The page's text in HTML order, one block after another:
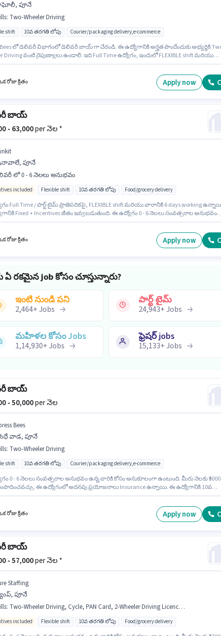
పూనే
: Two-Wheeler Driving
shift 10వ తరగతి లోపు Courier/packaging delivery,e-commerce
Bees లో డెలివరీ విభాగంలో డెలివరీ బాయ్ గా చేరండి. ఈ ఉద్యోగానికి అర్హత పొందేందుకు అభ్యర్థికి
Driving వంటి నైపుణ్యాలు ఉండాలి. ఇది Full Time ఉద్యోగం, ఇందులో FLEXIBLE shift మరియు
రోజు క్రితం Apply now
బాయ్
- 63,000per నెల *
పూనే
లో 0 - 6 నెలలు అనుభవం
included Flexible shift 10వ తరగతి లోపు Food/grocery delivery
Time / పార్ట్ టైమ్ ప్రాతిపదికపై, FLEXIBLE shift మరియు వారానికి 6 days working ఉన్నాయి.
Fixed + Incentives జీతం ఇవ్వబడుతుంది. ఈ ఉద్యోగం 0 - 6 నెలలు సంవత్సరాల అనుభవం
డెలివరీ బాయ్ ఉద్యోగానికి క్రియాశీలకంగా నియామకం జరుగుతోంది.
రోజు క్రితం Apply now
ఏ రకమైన job కోసం చూస్తున్నారు?
ఇంటి నుండి పని
2,464+Jobs
పార్ట్ టైమ్
24,943+Jobs
మహిళల కోసం Jobs
1,14,930+Jobs
ఫ్రెషర్ jobs
15,133+Jobs
బాయ్
- 50,000per నెల
Bees
వాడ, పూనే
: Two-Wheeler Driving
shift 10వ తరగతి లోపు Courier/packaging delivery,e-commerce
0 - 6 నెలలు సంవత్సరాల అనుభవం ఉన్న వారికి కోసం అనుకూలంగా ఉంటుంది. మీరు నెలకు
ఈ ఉద్యోగంలో అదనపు ప్రయోజనాలు Insurance ఉన్నాయి. ఈ ఉద్యోగానికి 10వ
ఉండాలి.
రోజు క్రితం Apply now
బాయ్
- 57,000per నెల *
Staffing
పూనే
: Two-Wheeler Driving, Cycle, PAN Card, 2-Wheeler Driving Licence, Bike, RC, Aadhar Card, Smartphone, Bank Account
included Flexible shift 10వ తరగతి లోపు Food/grocery delivery